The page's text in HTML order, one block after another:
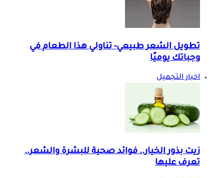
تطويل الشعر طبيعي- تناولي هذا الطعام في
وجباتك يوميًا
اخبار التجميل
زيت بذور الخيار.. فوائد صحية للبشرة والشعر..
تعرف عليها